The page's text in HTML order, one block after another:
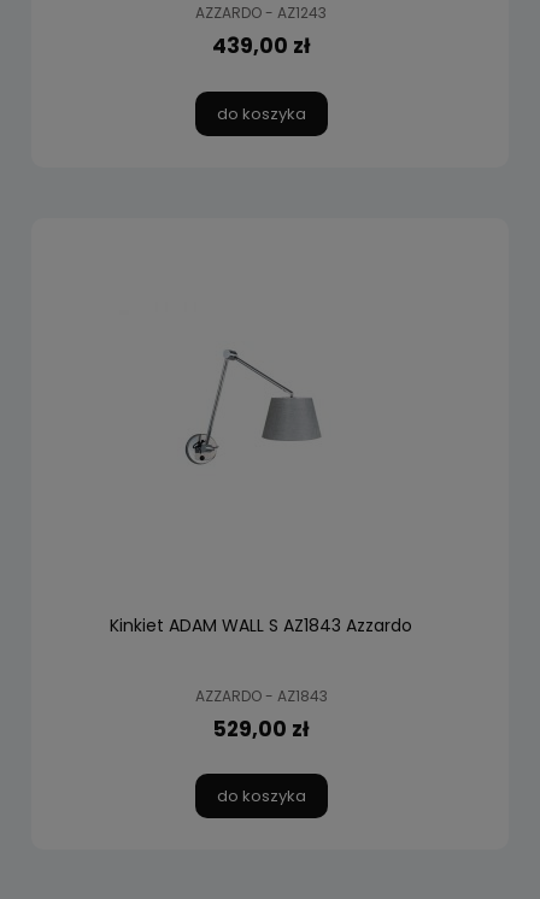
AZZARDO - AZ1243
439,00 zł
do koszyka
Kinkiet ADAM WALL S AZ1843 Azzardo
AZZARDO - AZ1843
529,00 zł
do koszyka